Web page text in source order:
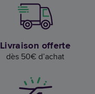
Livraison offerte
dès 50€ d’achat